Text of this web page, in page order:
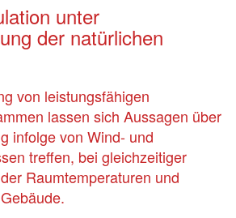
unter
der natürlichen
von leistungsfähigen
lassen sich Aussagen über
infolge von Wind- und
treffen, bei gleichzeitiger
Raumtemperaturen und